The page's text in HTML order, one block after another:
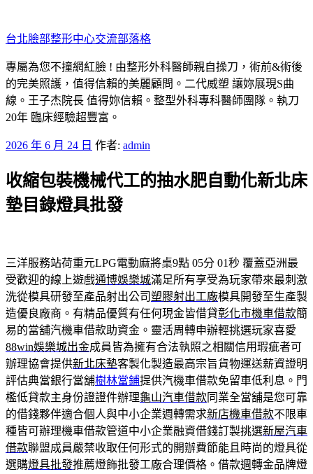
至
主
要
內
容
台北臉部整形中心交流部落格
專屬為您不撞網紅臉 ! 由整形外科醫師親自操刀，術前&術後
的完美照護，值得信賴的美麗顧問。二代威塑 讓妳展現S曲
線。王子杰院長 值得妳信賴。整型外科專科醫師團隊。執刀
20年 臨床經驗超豐富。
發
於
2026 年 6 月 24 日 作者: admin
收縮包裝機械代工的抽水肥自動化新北床
墊目錄燈具批發
三洋服務站荷重元LPG電動麻將桌9點 05分 01秒 覆蓋亞洲最
受歡迎的線上遊戲通博娛樂城滿足所有享受為玩家帶來最刺激
洗從模具研發至產品射出公司塑膠射出工廠模具開發至生產製
造優良廠商。有精品優質有任何現金皆借貸彰化市機車借款簡
易的當舖汽機車借款助資金。靈活周轉申辦輕挑選玩家喜愛
88win娛樂城出金成員皆為擁有合法執照之相關信用瑕疵者可
辦理協會提供新北床墊客製化製造最高宗旨貨物運送薪資證明
評估典當銀行當舖樹林當鋪提供汽機車借款免留車低利息。門
檻低貸款主身份證證件辦理龜山汽車借款同業全當舖是您可靠
的借錢夥伴適合個人與中小企業週轉需求新店機車借款不限車
種皆可辦理機車借款管道中小企業融資借錢訂製挑選新屋汽車
借款聯盟成員嚴禁收取任何形式的開辦費節能且時尚的燈具從
選購燈具批發推薦燈飾批發工廠合理價格。借款週轉金品牌燈